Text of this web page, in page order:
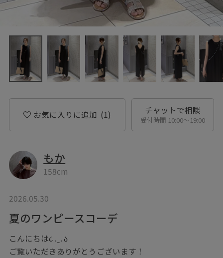
お気に入りに追加 (1) チャットで相談
受付時間 10:00〜19:00
もか
158cm
2026.05.30
夏のワンピースコーデ
こんにちは૮ . ̫ . ა
ご覧いただきありがとうございます！